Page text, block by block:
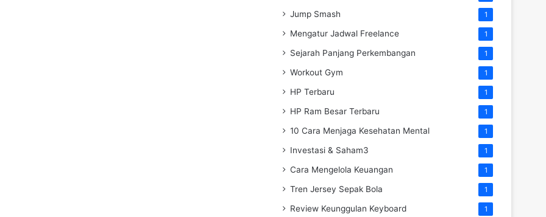
Jump Smash 1
Mengatur Jadwal Freelance 1
Sejarah Panjang Perkembangan 1
Workout Gym 1
HP Terbaru 1
HP Ram Besar Terbaru 1
10 Cara Menjaga Kesehatan Mental 1
Investasi & Saham3 1
Cara Mengelola Keuangan 1
Tren Jersey Sepak Bola 1
Review Keunggulan Keyboard 1